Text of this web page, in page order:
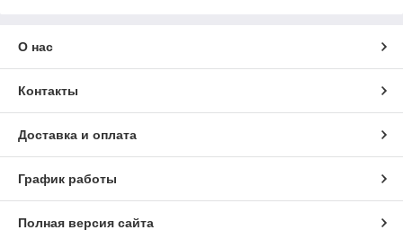
О нас
Контакты
Доставка и оплата
График работы
Полная версия сайта